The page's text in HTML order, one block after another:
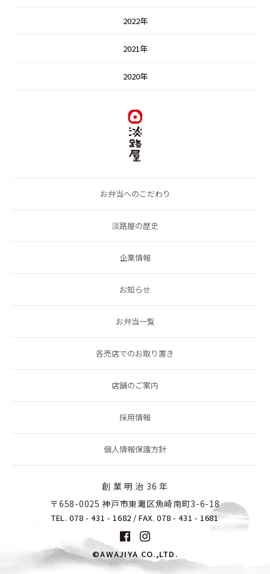
2022年
2021年
2020年
お弁当へのこだわり
淡路屋の歴史
企業情報
お知らせ
お弁当一覧
各売店でのお取り置き
店舗のご案内
採用情報
個人情報保護方針
創 業 明 治 36 年
〒658-0025 神戸市東灘区魚崎南町3-6-18
TEL. 078 - 431 - 1682 / FAX. 078 - 431 - 1681
©AWAJIYA CO.,LTD.